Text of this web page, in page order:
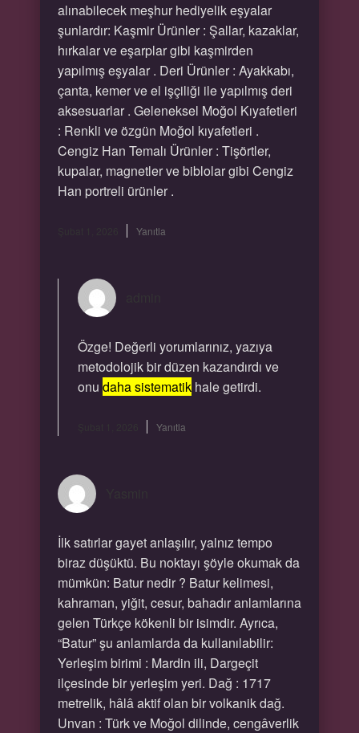
alınabilecek meşhur hediyelik eşyalar
şunlardır: Kaşmir Ürünler : Şallar, kazaklar,
hırkalar ve eşarplar gibi kaşmirden
yapılmış eşyalar . Deri Ürünler : Ayakkabı,
çanta, kemer ve el işçiliği ile yapılmış deri
aksesuarlar . Geleneksel Moğol Kıyafetleri
: Renkli ve özgün Moğol kıyafetleri .
Cengiz Han Temalı Ürünler : Tişörtler,
kupalar, magnetler ve biblolar gibi Cengiz
Han portreli ürünler .
Yanıtla
Özge! Değerli yorumlarınız, yazıya
metodolojik bir düzen kazandırdı ve
onu daha sistematikhale getirdi.
Yanıtla
İlk satırlar gayet anlaşılır, yalnız tempo
biraz düşüktü. Bu noktayı şöyle okumak da
mümkün: Batur nedir ? Batur kelimesi,
kahraman, yiğit, cesur, bahadır anlamlarına
gelen Türkçe kökenli bir isimdir. Ayrıca,
“Batur” şu anlamlarda da kullanılabilir:
Yerleşim birimi : Mardin ili, Dargeçit
ilçesinde bir yerleşim yeri. Dağ : 1717
metrelik, hâlâ aktif olan bir volkanik dağ.
Unvan : Türk ve Moğol dilinde, cengâverlik